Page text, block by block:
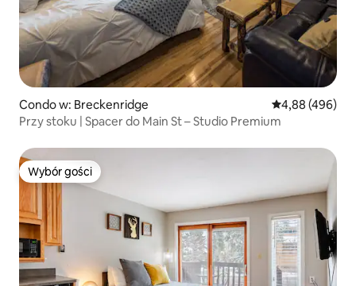
Condo w: Breckenridge Średnia
4,88 (496)
Przy stoku | Spacer do Main St – Studio Premium
Wybór gości
Wybór gości